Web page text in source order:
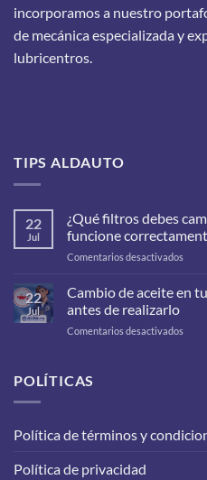
incorporamos a nuestro
de mecánica especializada y
lubricentros.
TIPS ALDAUTO
22
Jul
¿Qué filtros debes
funcione
Comentarios desactivados
filtros
debes
a
22
Jul
Cambio de aceite en
antes de realizarlo
Comentarios desactivados
lo
POLÍTICAS
Política de términos y
Política de privacidad